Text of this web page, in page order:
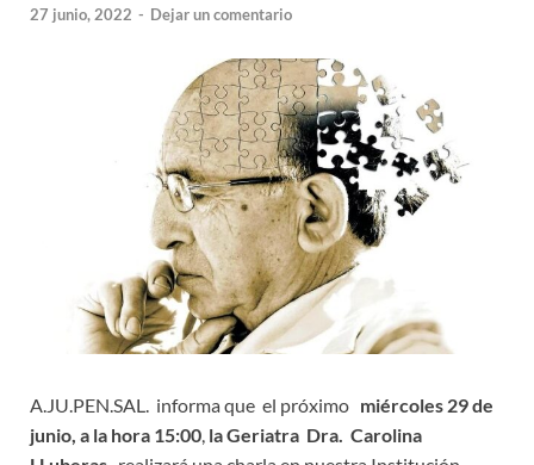
27 junio, 2022 - Dejar un comentario
A.JU.PEN.SAL. informa que el próximo miércoles 29 de
junio, a la hora 15:00, la Geriatra Dra. Carolina